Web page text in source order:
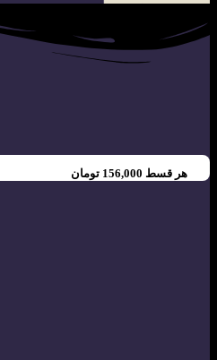
هر قسط 156,000 تومان